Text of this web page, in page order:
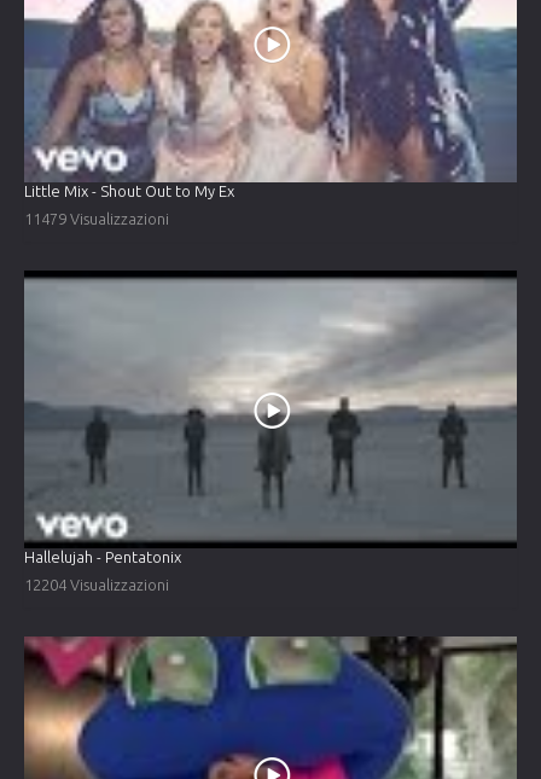
Little Mix - Shout Out to My Ex
11479 Visualizzazioni
Hallelujah - Pentatonix
12204 Visualizzazioni